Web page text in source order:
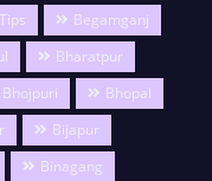
Begamganj
Bharatpur
Bhojpuri
Bhopal
Bijapur
Binagang